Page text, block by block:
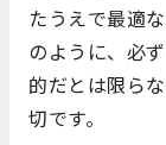
たうえで最適
のように、必
的だとは限ら
切です。